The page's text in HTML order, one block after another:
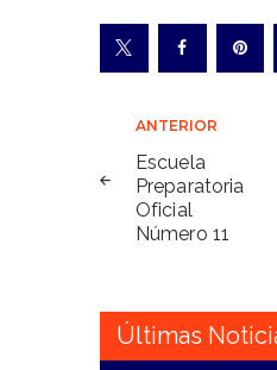
Navegación
de
entradas
ANTERIOR
Escuela
Preparatoria
Oficial
Número 11
Últimas